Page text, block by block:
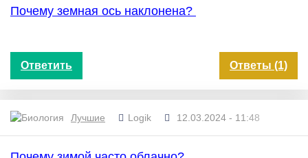
Почему земная ось наклонена?
Ответить Ответы (1)
Лучшие Logik 12.03.2024 - 11:48